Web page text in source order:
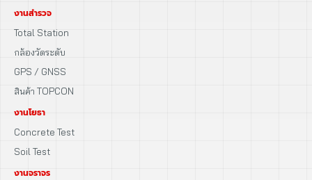
งานสำรวจ
Total Station
กล้องวัดระดับ
GPS / GNSS
สินค้า TOPCON
งานโยธา
Concrete Test
Soil Test
งานจราจร